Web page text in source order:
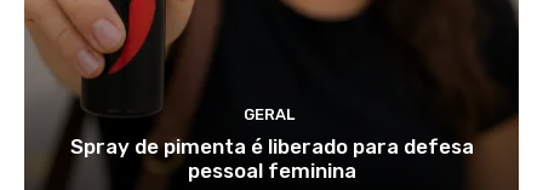
GERAL
Spray de pimenta é liberado para defesa
pessoal feminina